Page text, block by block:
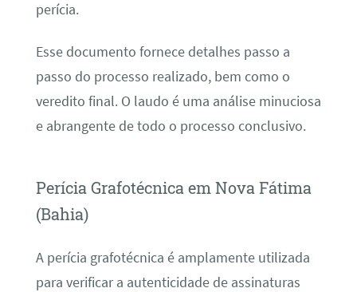
perícia.
Esse documento fornece detalhes passo a
passo do processo realizado, bem como o
veredito final. O laudo é uma análise minuciosa
e abrangente de todo o processo conclusivo.
Perícia Grafotécnica em Nova Fátima
(Bahia)
A perícia grafotécnica é amplamente utilizada
para verificar a autenticidade de assinaturas